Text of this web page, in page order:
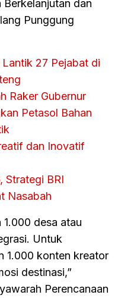
dan
Punggung
27 Pejabat di
Raker Gubernur
Petasol Bahan
dan Inovatif
Strategi BRI
Nasabah
desa atau
Untuk
1.000 konten kreator
destinasi,”
Perencanaan